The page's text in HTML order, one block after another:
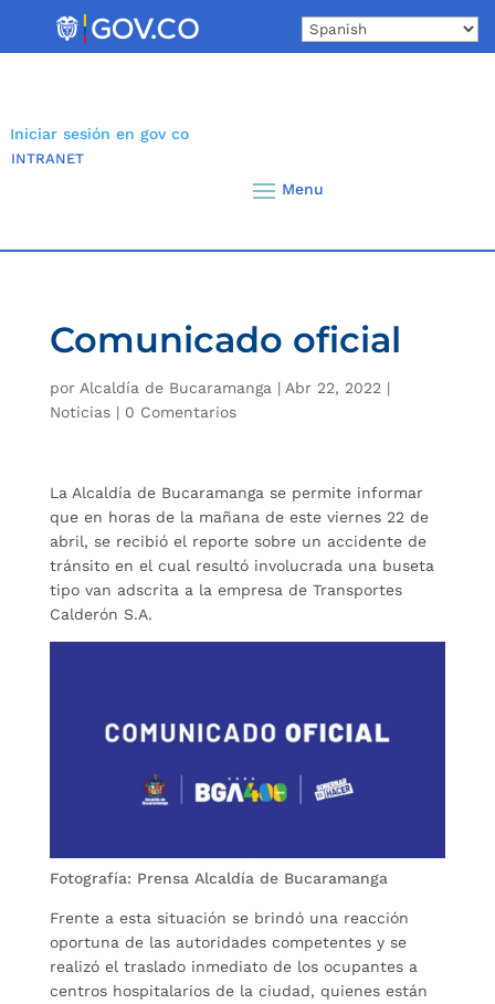
Iniciar sesión en gov co
INTRANET
Comunicado oficial
por Alcaldía de Bucaramanga | Abr 22, 2022 |
Noticias| 0 Comentarios
La Alcaldía de Bucaramanga se permite informar
que en horas de la mañana de este viernes 22 de
abril, se recibió el reporte sobre un accidente de
tránsito en el cual resultó involucrada una buseta
tipo van adscrita a la empresa de Transportes
Calderón S.A.
Fotografía: Prensa Alcaldía de Bucaramanga
Frente a esta situación se brindó una reacción
oportuna de las autoridades competentes y se
realizó el traslado inmediato de los ocupantes a
centros hospitalarios de la ciudad, quienes están